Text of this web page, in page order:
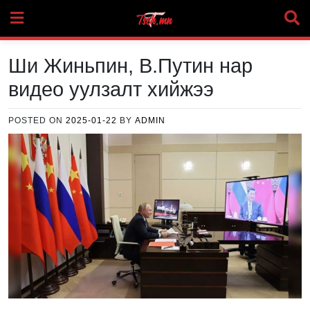
content
Ши Жиньпин, В.Путин нар
видео уулзалт хийжээ
POSTED ON 2025-01-22 BY ADMIN